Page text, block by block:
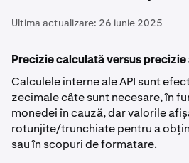
Ultima actualizare: 26 iunie 2025
Precizie calculată versus
Calculele interne ale API sunt
zecimale câte sunt necesare, în
monedei în cauză, dar valorile
rotunjite/trunchiate pentru a
sau în scopuri de formatare.